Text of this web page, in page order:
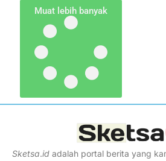
Muat lebih banyak
Sketsa.id adalah portal berita yang